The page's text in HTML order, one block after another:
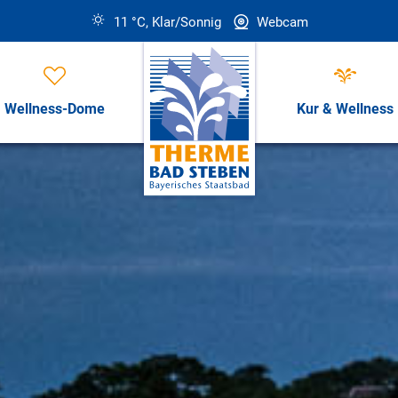
11 °C, Klar/Sonnig Webcam
Wellness-Dome Kur & Wellness